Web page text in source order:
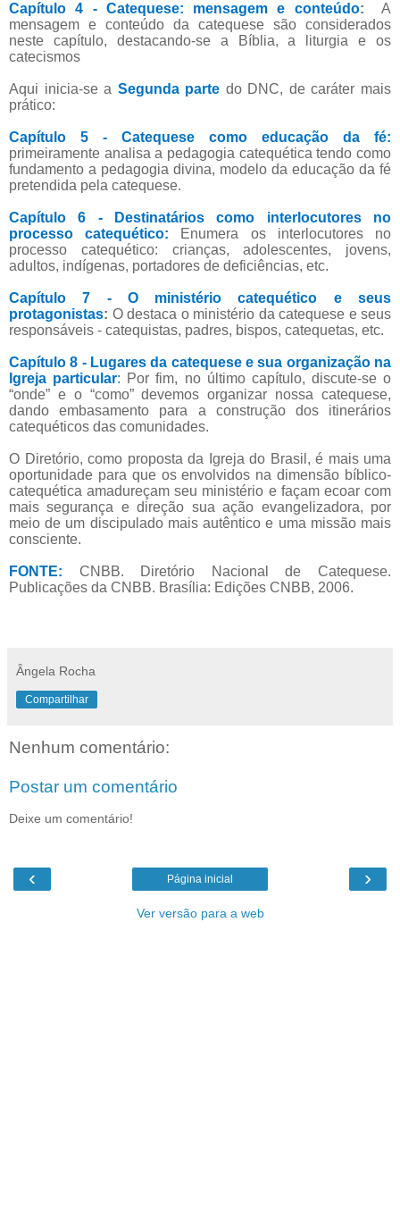
Capítulo 4 - Catequese: mensagem e conteúdo: A
mensagem e conteúdo da catequese são considerados
neste capítulo, destacando-se a Bíblia, a liturgia e os
catecismos
Aqui inicia-se a Segunda parte do DNC, de caráter mais
prático:
Capítulo 5 - Catequese como educação da fé:
primeiramente analisa a pedagogia catequética tendo como
fundamento a pedagogia divina, modelo da educação da fé
pretendida pela catequese.
Capítulo 6 - Destinatários como interlocutores no
processo catequético:
Enumera os interlocutores no
processo catequético: crianças, adolescentes, jovens,
adultos, indígenas, portadores de deficiências, etc.
Capítulo 7 - O ministério catequético e seus
protagonistas: O destaca o ministério da catequese e seus
responsáveis - catequistas, padres, bispos, catequetas, etc.
Capítulo 8 - Lugares da catequese e sua organização na
Igreja particular: Por fim, no último capítulo, discute-se o
“onde” e o “como” devemos organizar nossa catequese,
dando embasamento para a construção dos itinerários
catequéticos das comunidades.
O Diretório, como proposta da Igreja do Brasil, é mais uma
oportunidade para que os envolvidos na dimensão bíblico-
catequética amadureçam seu ministério e façam ecoar com
mais segurança e direção sua ação evangelizadora, por
meio de um discipulado mais autêntico e uma missão mais
consciente.
FONTE:
CNBB. Diretório Nacional de Catequese.
Publicações da CNBB. Brasília: Edições CNBB, 2006.
Ângela Rocha
Compartilhar
Nenhum comentário:
Postar um comentário
Deixe um comentário!
‹ ›
Página inicial
Ver versão para a web